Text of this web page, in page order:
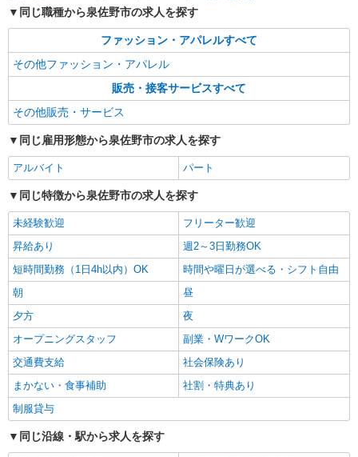
同じ職種から泉佐野市の求人を探す
ファッション・アパレルすべて
その他ファッション・アパレル
販売・接客サービスすべて
その他販売・サービス
同じ雇用形態から泉佐野市の求人を探す
アルバイト パート
同じ特徴から泉佐野市の求人を探す
未経験歓迎
フリーター歓迎
昇給あり
週2～3日勤務OK
短時間勤務（1日4h以内）OK
時間や曜日が選べる・シフト自由
朝
昼
夕方
夜
オープニングスタッフ
副業・WワークOK
交通費支給
社会保険あり
まかない・食事補助
社割・特典あり
制服貸与
同じ沿線・駅から求人を探す